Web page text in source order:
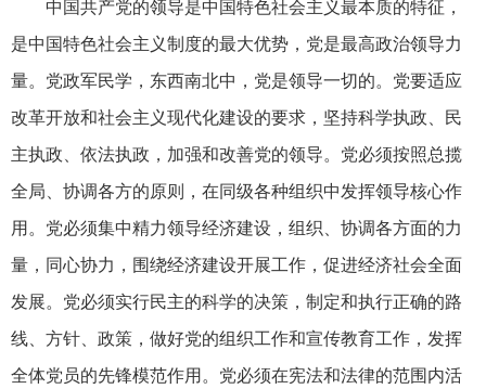
中国共产党的领导是中国特色社会主义最本质的特征，
是中国特色社会主义制度的最大优势，党是最高政治领导力
量。党政军民学，东西南北中，党是领导一切的。党要适应
改革开放和社会主义现代化建设的要求，坚持科学执政、民
主执政、依法执政，加强和改善党的领导。党必须按照总揽
全局、协调各方的原则，在同级各种组织中发挥领导核心作
用。党必须集中精力领导经济建设，组织、协调各方面的力
量，同心协力，围绕经济建设开展工作，促进经济社会全面
发展。党必须实行民主的科学的决策，制定和执行正确的路
线、方针、政策，做好党的组织工作和宣传教育工作，发挥
全体党员的先锋模范作用。党必须在宪法和法律的范围内活